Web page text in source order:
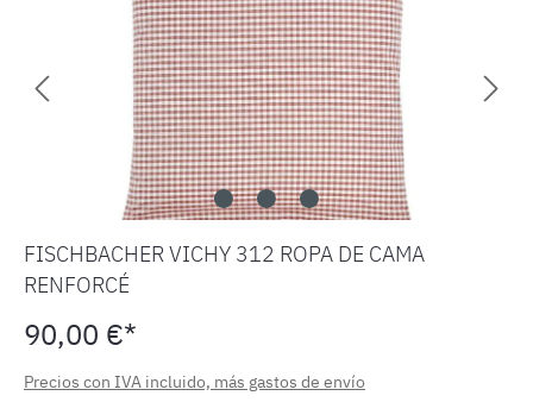
FISCHBACHER VICHY 312 ROPA DE CAMA
RENFORCÉ
90,00 €*
Precios con IVA incluido, más gastos de envío